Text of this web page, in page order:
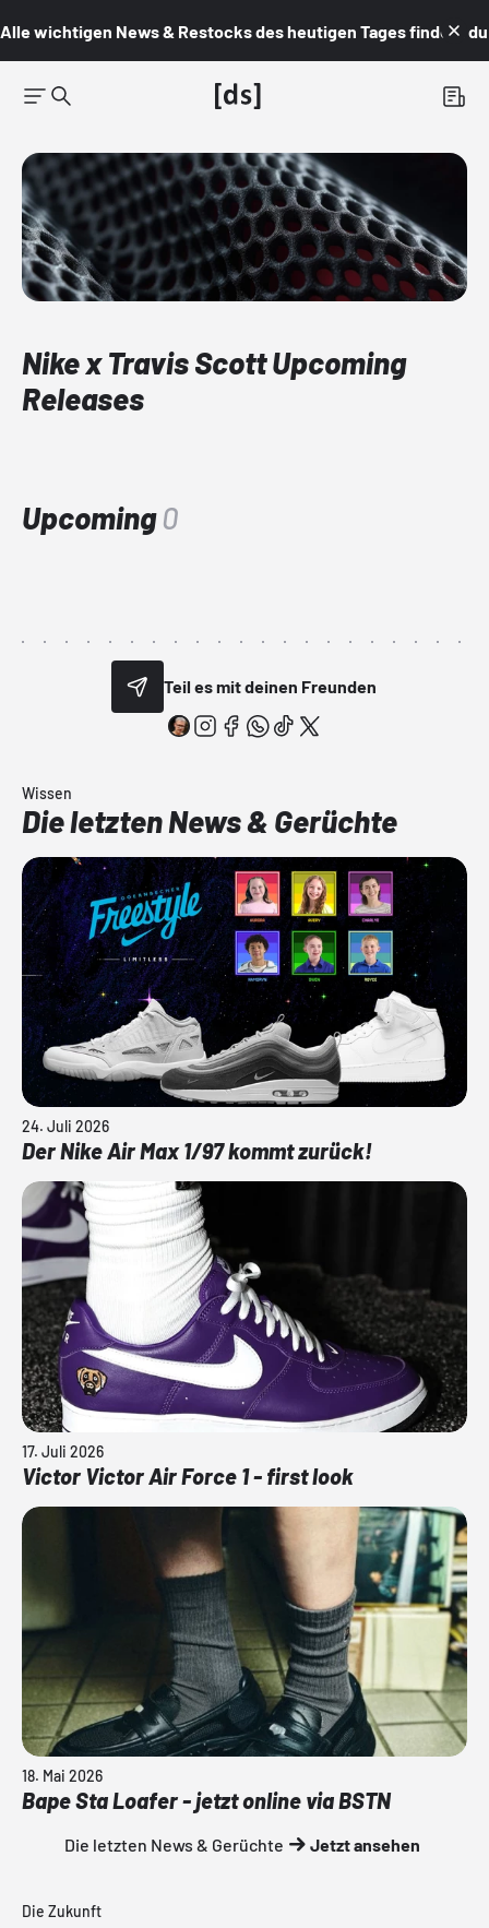
Alle wichtigen News & Restocks des heutigen Tages findest du
Nike x Travis Scott Upcoming
Releases
Upcoming0
Teil es mit deinen Freunden
Wissen
Die letzten News & Gerüchte
24. Juli 2026
Der Nike Air Max 1/97 kommt zurück!
17. Juli 2026
Victor Victor Air Force 1 - first look
18. Mai 2026
Bape Sta Loafer - jetzt online via BSTN
Die letzten News & Gerüchte Jetzt ansehen
Die Zukunft